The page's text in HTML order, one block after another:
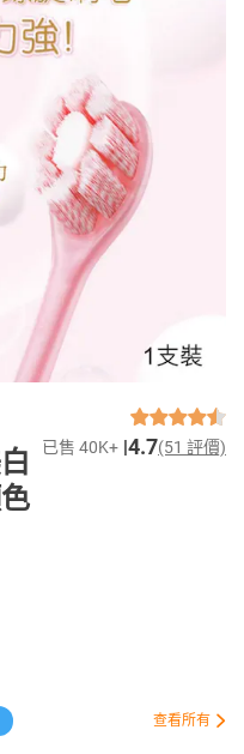
已售 40K+ 4.7(51 評價)
查看所有